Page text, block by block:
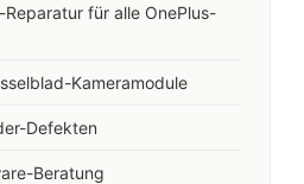
Reparatur für alle OnePlus-
Kameramodule
Defekten
Beratung